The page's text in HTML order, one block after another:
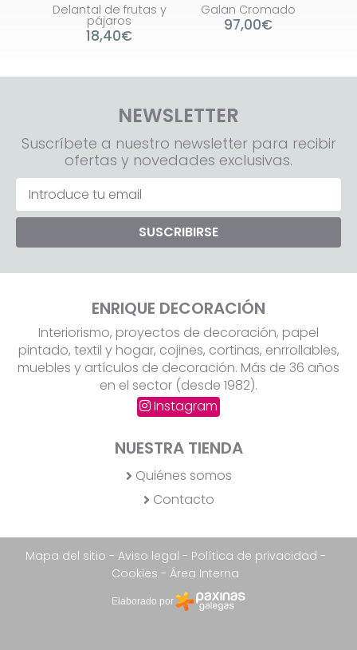
de frutas y Galan Cromado Lámpara Pie
NEWSLETTER
Suscríbete a nuestro newsletter para recibir
ofertas y novedades exclusivas.
SUSCRIBIRSE
ENRIQUE DECORACIÓN
Interiorismo, proyectos de decoración, papel
pintado, textil y hogar, cojines, cortinas, enrrollables,
muebles y artículos de decoración. Más de 36 años
en el sector (desde 1982).
Instagram
NUESTRA TIENDA
Quiénes somos
Contacto
Mapa del sitio - Aviso legal - Política de privacidad -
Cookies - Área Interna
Elaborado por